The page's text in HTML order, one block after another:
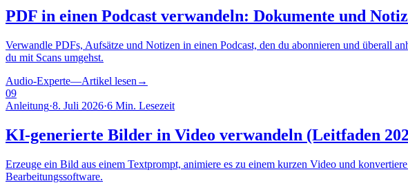
PDF in einen Podcast verwandeln: Dokumente und
Verwandle PDFs, Aufsätze und Notizen in einen Podcast, den du abonnieren und überall
du mit Scans umgehst.
Audio-Experte—Artikel lesen →
09
Anleitung·8. Juli 2026·6 Min. Lesezeit
KI-generierte Bilder in Video verwandeln (Leitfaden
Erzeuge ein Bild aus einem Textprompt, animiere es zu einem kurzen Video und
Bearbeitungssoftware.